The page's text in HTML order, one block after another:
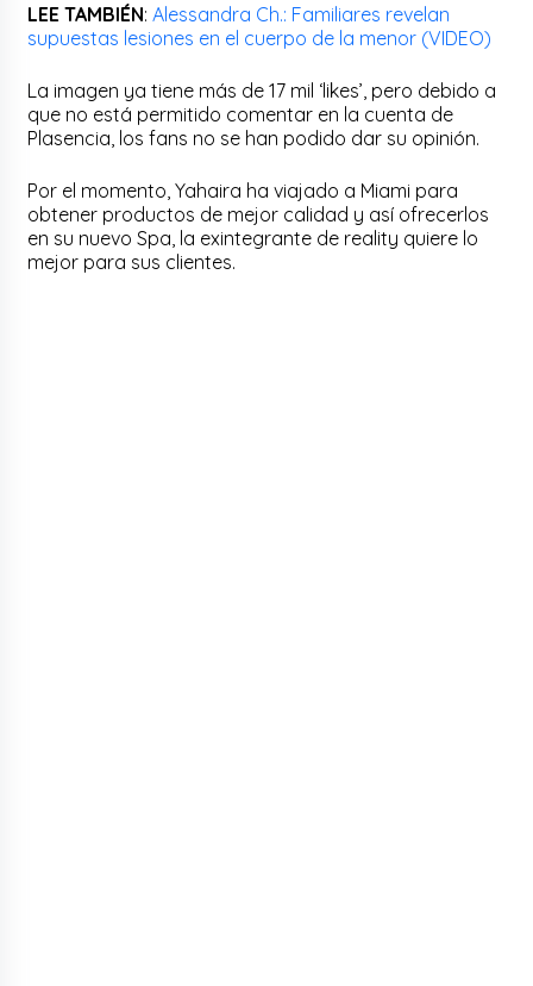
LEE TAMBIÉN:Alessandra Ch.: Familiares revelan
supuestas lesiones en el cuerpo de la menor (VIDEO)
La imagen ya tiene más de 17 mil ‘likes’, pero debido a
que no está permitido comentar en la cuenta de
Plasencia, los fans no se han podido dar su opinión.
Por el momento, Yahaira ha viajado a Miami para
obtener productos de mejor calidad y así ofrecerlos
en su nuevo Spa, la exintegrante de reality quiere lo
mejor para sus clientes.